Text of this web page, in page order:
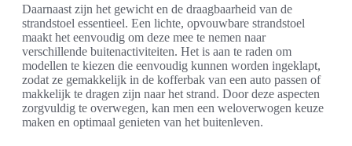
Daarnaast zijn het gewicht en de draagbaarheid van de
strandstoel essentieel. Een lichte, opvouwbare strandstoel
maakt het eenvoudig om deze mee te nemen naar
verschillende buitenactiviteiten. Het is aan te raden om
modellen te kiezen die eenvoudig kunnen worden ingeklapt,
zodat ze gemakkelijk in de kofferbak van een auto passen of
makkelijk te dragen zijn naar het strand. Door deze aspecten
zorgvuldig te overwegen, kan men een weloverwogen keuze
maken en optimaal genieten van het buitenleven.